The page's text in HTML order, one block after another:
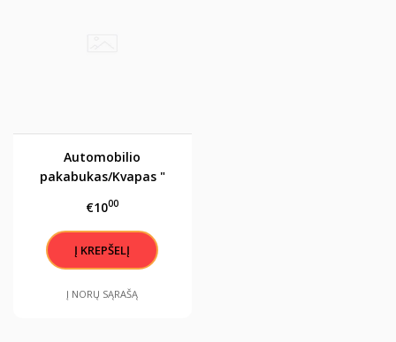
Automobilio
pakabukas/Kvapas "
€1000
Į NORŲ SĄRAŠĄ